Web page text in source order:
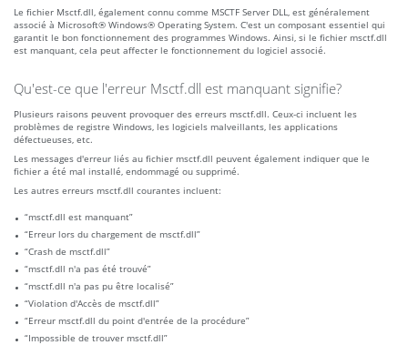
Le fichier Msctf.dll, également connu comme MSCTF Server DLL, est généralement
associé à Microsoft® Windows® Operating System. C'est un composant essentiel qui
garantit le bon fonctionnement des programmes Windows. Ainsi, si le fichier msctf.dll
est manquant, cela peut affecter le fonctionnement du logiciel associé.
Qu'est-ce que l'erreur Msctf.dll est manquant signifie?
Plusieurs raisons peuvent provoquer des erreurs msctf.dll. Ceux-ci incluent les
problèmes de registre Windows, les logiciels malveillants, les applications
défectueuses, etc.
Les messages d'erreur liés au fichier msctf.dll peuvent également indiquer que le
fichier a été mal installé, endommagé ou supprimé.
Les autres erreurs msctf.dll courantes incluent:
“msctf.dll est manquant”
“Erreur lors du chargement de msctf.dll”
“Crash de msctf.dll”
“msctf.dll n'a pas été trouvé”
“msctf.dll n'a pas pu être localisé”
“Violation d'Accès de msctf.dll”
“Erreur msctf.dll du point d'entrée de la procédure”
“Impossible de trouver msctf.dll”